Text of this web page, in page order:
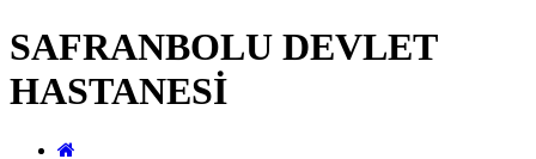
SAFRANBOLU DEVLET
HASTANESİ